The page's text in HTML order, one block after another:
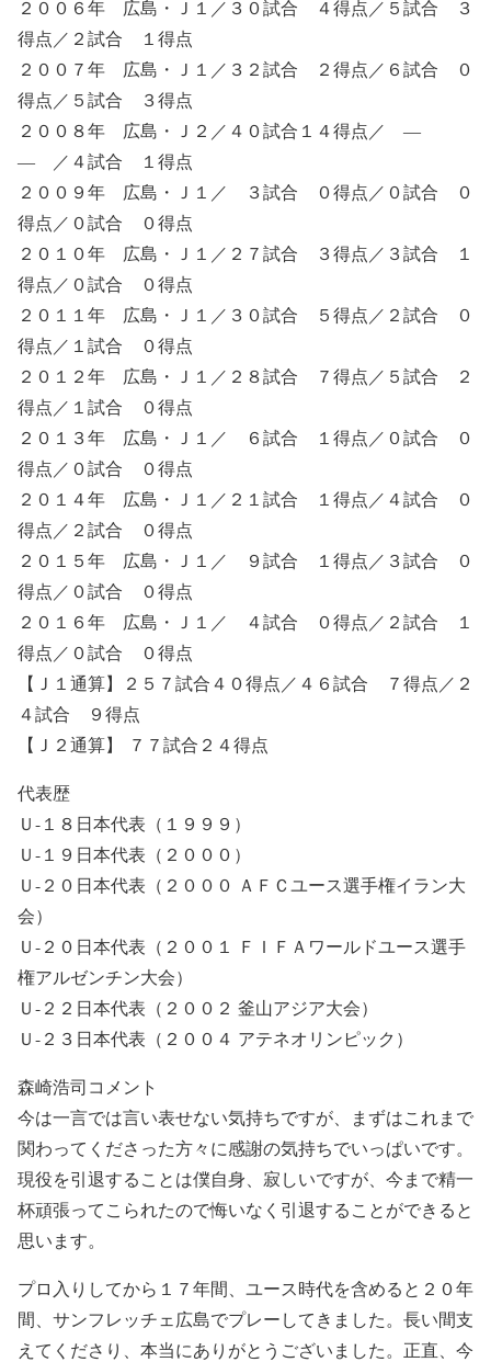
２００６年 広島・Ｊ１／３０試合 ４得点／５試合 ３
得点／２試合 １得点
２００７年 広島・Ｊ１／３２試合 ２得点／６試合 ０
得点／５試合 ３得点
２００８年 広島・Ｊ２／４０試合１４得点／ ―
― ／４試合 １得点
２００９年 広島・Ｊ１／ ３試合 ０得点／０試合 ０
得点／０試合 ０得点
２０１０年 広島・Ｊ１／２７試合 ３得点／３試合 １
得点／０試合 ０得点
２０１１年 広島・Ｊ１／３０試合 ５得点／２試合 ０
得点／１試合 ０得点
２０１２年 広島・Ｊ１／２８試合 ７得点／５試合 ２
得点／１試合 ０得点
２０１３年 広島・Ｊ１／ ６試合 １得点／０試合 ０
得点／０試合 ０得点
２０１４年 広島・Ｊ１／２１試合 １得点／４試合 ０
得点／２試合 ０得点
２０１５年 広島・Ｊ１／ ９試合 １得点／３試合 ０
得点／０試合 ０得点
２０１６年 広島・Ｊ１／ ４試合 ０得点／２試合 １
得点／０試合 ０得点
【Ｊ１通算】２５７試合４０得点／４６試合 ７得点／２
４試合 ９得点
【Ｊ２通算】 ７７試合２４得点
代表歴
Ｕ-１８日本代表（１９９９）
Ｕ-１９日本代表（２０００）
Ｕ-２０日本代表（２０００ ＡＦＣユース選手権イラン大
会）
Ｕ-２０日本代表（２００１ ＦＩＦＡワールドユース選手
権アルゼンチン大会）
Ｕ-２２日本代表（２００２ 釜山アジア大会）
Ｕ-２３日本代表（２００４ アテネオリンピック）
森崎浩司コメント
今は一言では言い表せない気持ちですが、まずはこれまで
関わってくださった方々に感謝の気持ちでいっぱいです。
現役を引退することは僕自身、寂しいですが、今まで精一
杯頑張ってこられたので悔いなく引退することができると
思います。
プロ入りしてから１７年間、ユース時代を含めると２０年
間、サンフレッチェ広島でプレーしてきました。長い間支
えてくださり、本当にありがとうございました。正直、今